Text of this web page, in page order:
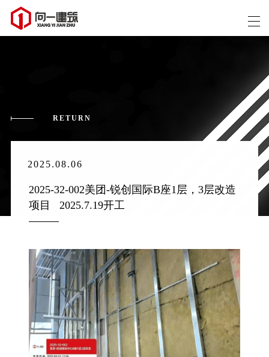
RETURN
2025.08.06
2025-32-002美团-锐创国际B座1层，3层改造
项目   2025.7.19开工